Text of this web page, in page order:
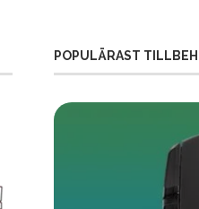
POPULÄRAST